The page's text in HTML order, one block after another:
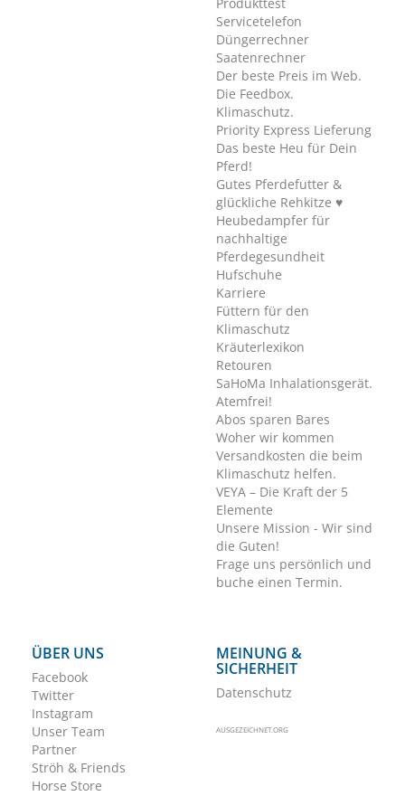
Servicetelefon
Düngerrechner
Saatenrechner
Der beste Preis im Web.
Die Feedbox.
Klimaschutz.
Priority Express Lieferung
Das beste Heu für Dein
Pferd!
Gutes Pferdefutter &
glückliche Rehkitze ♥
Heubedampfer für
nachhaltige
Pferdegesundheit
Hufschuhe
Karriere
Füttern für den
Klimaschutz
Kräuterlexikon
Retouren
SaHoMa Inhalationsgerät.
Atemfrei!
Abos sparen Bares
Woher wir kommen
Versandkosten die beim
Klimaschutz helfen.
VEYA – Die Kraft der 5
Elemente
Unsere Mission - Wir sind
die Guten!
Frage uns persönlich und
buche einen Termin.
ÜBER UNS
Facebook
Twitter
Instagram
Unser Team
Partner
Ströh & Friends
Horse Store
MEINUNG &
SICHERHEIT
Datenschutz
AUSGEZEICHNET.ORG